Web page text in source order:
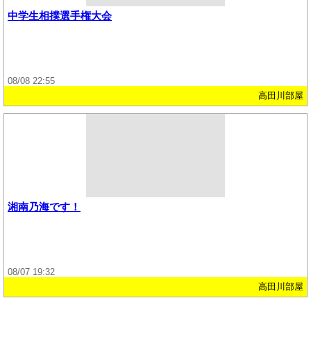
中学生相撲選手権大会
08/08 22:55
高田川部屋
湘南乃海です！
08/07 19:32
高田川部屋